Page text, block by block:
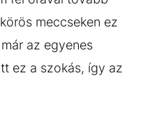
meccseken ez
az egyenes
ez a szokás, így az